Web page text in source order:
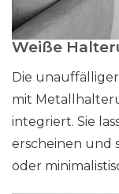
Weiße
Die
mit
integriert. Sie
erscheinen und
oder